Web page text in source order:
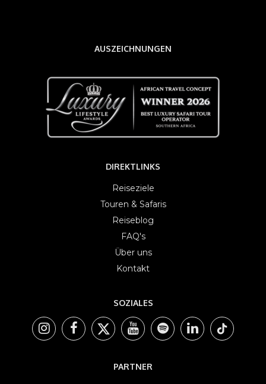
AUSZEICHNUNGEN
DIREKTLINKS
Reiseziele
Touren & Safaris
Reiseblog
FAQ's
Über uns
Kontakt
SOZIALES
PARTNER